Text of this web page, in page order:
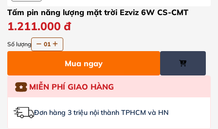
Tấm pin năng lượng mặt trời Ezviz 6W CS-CMT
1.211.000 đ
Số lượng 01
Mua ngay
MIỄN PHÍ GIAO HÀNG
Đơn hàng 3 triệu nội thành TPHCM và HN